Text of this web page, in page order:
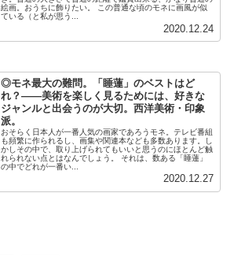
絵画。おうちに飾りたい。 この普通な頃のモネに画風が似
ている（と私が思う...
2020.12.24
◎モネ最大の難問。「睡蓮」のベストはど
れ？――美術を楽しく見るためには、好きな
ジャンルと出会うのが大切。西洋美術・印象
派。
おそらく日本人が一番人気の画家であろうモネ。テレビ番組
も頻繁に作られるし、画集や関連本なども多数あります。し
かしその中で、取り上げられてもいいと思うのにほとんど触
れられない点とはなんでしょう。 それは、数ある「睡蓮」
の中でどれが一番い...
2020.12.27